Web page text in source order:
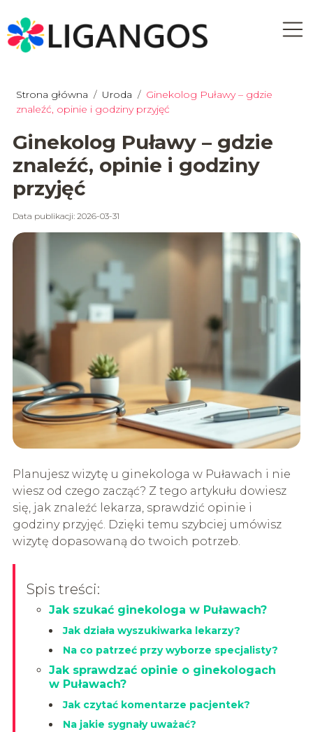
Strona główna / Uroda / Ginekolog Puławy – gdzie
znaleźć, opinie i godziny przyjęć
Ginekolog Puławy – gdzie
znaleźć, opinie i godziny
przyjęć
Data publikacji: 2026-03-31
Planujesz wizytę u ginekologa w Puławach i nie
wiesz od czego zacząć? Z tego artykułu dowiesz
się, jak znaleźć lekarza, sprawdzić opinie i
godziny przyjęć. Dzięki temu szybciej umówisz
wizytę dopasowaną do twoich potrzeb.
Spis treści:
Jak szukać ginekologa w Puławach?
Jak działa wyszukiwarka lekarzy?
Na co patrzeć przy wyborze specjalisty?
Jak sprawdzać opinie o ginekologach
w Puławach?
Jak czytać komentarze pacjentek?
Na jakie sygnały uważać?